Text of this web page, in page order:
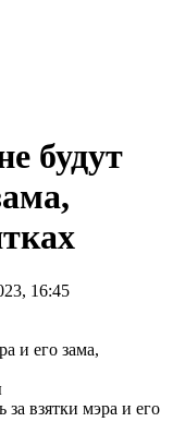
будут
16:45
за взятки мэра и его